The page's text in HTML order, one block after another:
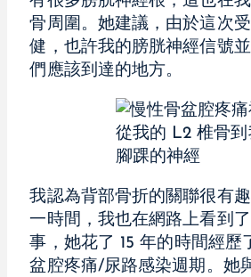
骨周圍。她建議，由於這次
健，也許我的膀胱神經信號
們應該到達的地方。
從我的 L2 椎骨到
腳踝的神經
我認為背部骨折的關聯很有
一時間，我也在網路上看到
事，她花了 15 年的時間經歷
盆腔疼痛/尿路感染週期。她